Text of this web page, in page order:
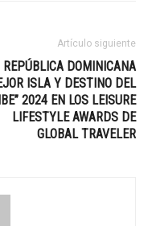
Artículo siguiente
REPÚBLICA DOMINICANA
ISLA Y DESTINO DEL
2024 EN LOS LEISURE
LIFESTYLE AWARDS DE
GLOBAL TRAVELER